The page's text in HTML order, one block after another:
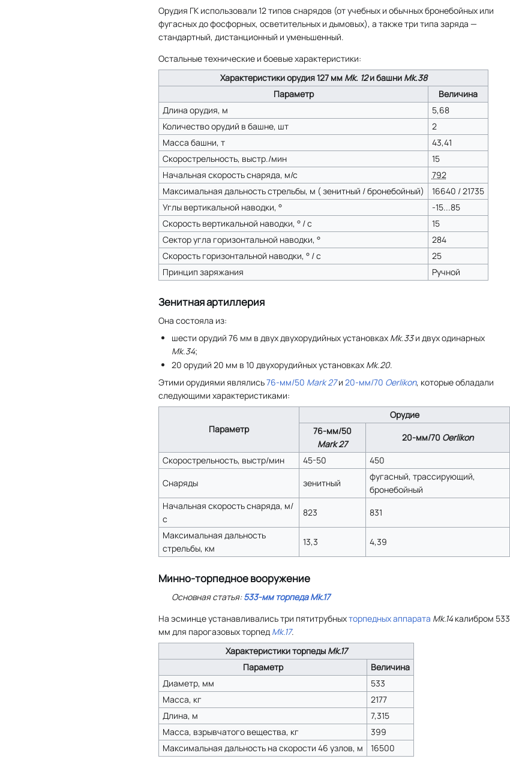
Орудия ГК использовали 12 типов снарядов (от учебных и обычных бронебойных или
фугасных до фосфорных, осветительных и дымовых), а также три типа заряда —
стандартный, дистанционный и уменьшенный.
Остальные технические и боевые характеристики:
Характеристики орудия 127 мм Mk. 12и башни Mk.38
Параметр
Величина
Длина орудия, м
5,68
Количество орудий в башне, шт
2
Масса башни, т
43,41
Скорострельность, выстр./мин
15
Начальная скорость снаряда, м/с
792
Максимальная дальность стрельбы, м ( зенитный / бронебойный)
16640 / 21735
Углы вертикальной наводки, °
-15...85
Скорость вертикальной наводки, ° / с
15
Сектор угла горизонтальной наводки, °
284
Скорость горизонтальной наводки, ° / с
25
Принцип заряжания
Ручной
Зенитная артиллерия
Она состояла из:
шести орудий 76 мм в двух двухорудийных установках Mk.33и двух одинарных
Mk.34;
20 орудий 20 мм в 10 двухорудийных установках Mk.20.
Этими орудиями являлись76-мм/50 Mark 27и 20-мм/70 Oerlikon, которые обладали
следующими характеристиками:
Параметр
Орудие
76-мм/50
Mark 27
20-мм/70 Oerlikon
Скорострельность, выстр/мин
45-50
450
Снаряды
зенитный
фугасный, трассирующий,
бронебойный
Начальная скорость снаряда, м/
с
823
831
Максимальная дальность
стрельбы, км
13,3 4,39
Минно-торпедное вооружение
Основная статья:533-мм торпедаMk.17
На эсминце устанавливались три пятитрубныхторпедных аппарата Mk.14калибром 533
мм для парогазовых торпед Mk.17.
Характеристики торпеды Mk.17
Параметр
Величина
Диаметр, мм
533
Масса, кг
2177
Длина, м
7,315
Масса, взрывчатого вещества, кг
399
Максимальная дальность на скорости 46 узлов, м
16500